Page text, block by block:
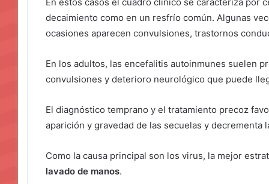
decaimiento como en un resfrío común. Algunas
ocasiones aparecen convulsiones, trastornos
En los adultos, las encefalitis autoinmunes suelen
convulsiones y deterioro neurológico que puede
El diagnóstico temprano y el tratamiento precoz
aparición y gravedad de las secuelas y decrementa
Como la causa principal son los virus, la mejor
lavado de manos.